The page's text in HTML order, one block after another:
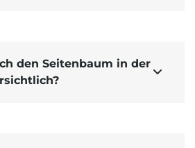
den Seitenbaum in der
